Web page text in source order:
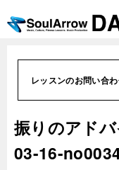
レッスンのお問い合
振りのアド
03-16-